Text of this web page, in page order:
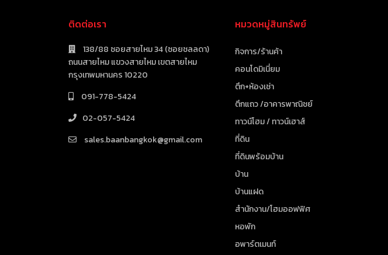
ติดต่อเรา
138/88 ซอยสายไหม 34 (ซอยชลลดา)
ถนนสายไหม แขวงสายไหม เขตสายไหม
กรุงเทพมหานคร 10220
091-778-5424
02-057-5424
sales.baanbangkok@gmail.com
หมวดหมู่สินทรัพย์
กิจการ/ร้านค้า
คอนโดมิเนี่ยม
ตึก+ห้องเช่า
ตึกแถว /อาคารพาณิชย์
ทาวน์โฮม / ทาวน์เฮาส์
ที่ดิน
ที่ดินพร้อมบ้าน
บ้าน
บ้านแฝด
สำนักงาน/โฮมออฟฟิศ
หอพัก
อพาร์ตเมนท์